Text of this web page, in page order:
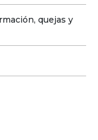
quejas y